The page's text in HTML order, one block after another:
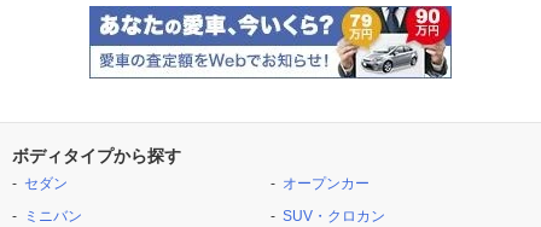
ボディタイプから探す
セダン
ミニバン
オープンカー
SUV・クロカン